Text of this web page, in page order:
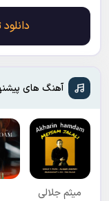
آهنگ های
میثم جلالی